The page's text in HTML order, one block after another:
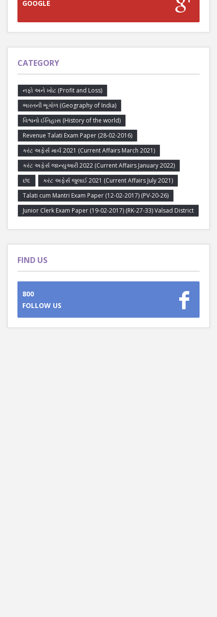
GOOGLE
CATEGORY
નફો અને ખોટ (Profit and Loss)
ભારતની ભૂગોળ (Geography of India)
વિશ્વનો ઈતિહાસ (History of the world)
Revenue Talati Exam Paper (28-02-2016)
કરંટ અફેર્સ માર્ચ 2021 (Current Affairs March 2021)
કરંટ અફેર્સ જાન્યુઆરી 2022 (Current Affairs January 2022)
છંદ
કરંટ અફેર્સ જુલાઈ 2021 (Current Affairs July 2021)
Talati cum Mantri Exam Paper (12-02-2017) (PV-20-26)
Junior Clerk Exam Paper (19-02-2017) (RK-27-33) Valsad District
FIND US
800
FOLLOW US